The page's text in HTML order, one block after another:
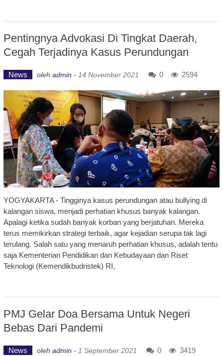
Pentingnya Advokasi Di Tingkat Daerah,
Cegah Terjadinya Kasus Perundungan
News oleh admin - 14 November 2021 0 2594
YOGYAKARTA - Tingginya kasus perundungan atau bullying di
kalangan siswa, menjadi perhatian khusus banyak kalangan.
Apalagi ketika sudah banyak korban yang berjatuhan. Mereka
terus memikirkan strategi terbaik, agar kejadian serupa tak lagi
terulang. Salah satu yang menaruh perhatian khusus, adalah tentu
saja Kementerian Pendidikan dan Kebudayaan dan Riset
Teknologi (Kemendikbudristek) RI,
PMJ Gelar Doa Bersama Untuk Negeri
Bebas Dari Pandemi
News oleh admin - 1 September 2021 0 3419